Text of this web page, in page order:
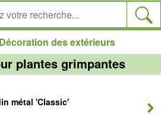
des extérieurs
plantes grimpantes
métal 'Classic'